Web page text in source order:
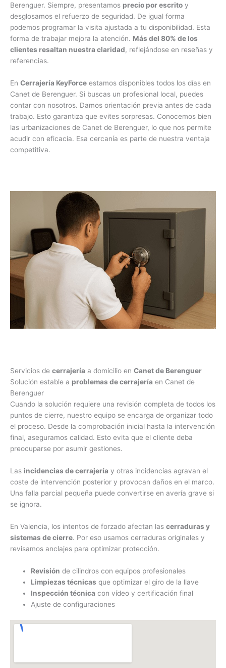
Berenguer. Siempre, presentamos precio por escrito y
desglosamos el refuerzo de seguridad. De igual forma
podemos programar la visita ajustada a tu disponibilidad. Esta
forma de trabajar mejora la atención. Más del 80% de los
clientes resaltan nuestra claridad, reflejándose en reseñas y
referencias.
En Cerrajería KeyForce estamos disponibles todos los días en
Canet de Berenguer. Si buscas un profesional local, puedes
contar con nosotros. Damos orientación previa antes de cada
trabajo. Esto garantiza que evites sorpresas. Conocemos bien
las urbanizaciones de Canet de Berenguer, lo que nos permite
acudir con eficacia. Esa cercanía es parte de nuestra ventaja
competitiva.
Servicios de cerrajería a domicilio en Canet de Berenguer
Solución estable a problemas de cerrajería en Canet de
Berenguer
Cuando la solución requiere una revisión completa de todos los
puntos de cierre, nuestro equipo se encarga de organizar todo
el proceso. Desde la comprobación inicial hasta la intervención
final, aseguramos calidad. Esto evita que el cliente deba
preocuparse por asumir gestiones.
Las incidencias de cerrajería y otras incidencias agravan el
coste de intervención posterior y provocan daños en el marco.
Una falla parcial pequeña puede convertirse en avería grave si
se ignora.
En Valencia, los intentos de forzado afectan las cerraduras y
sistemas de cierre. Por eso usamos cerraduras originales y
revisamos anclajes para optimizar protección.
Revisión de cilindros con equipos profesionales
Limpiezas técnicas que optimizar el giro de la llave
Inspección técnica con vídeo y certificación final
Ajuste de configuraciones